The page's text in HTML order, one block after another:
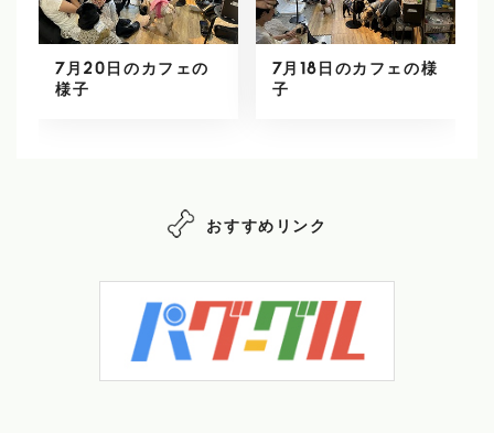
7月20日のカフェの
様子
7月18日のカフェの様
子
おすすめリンク